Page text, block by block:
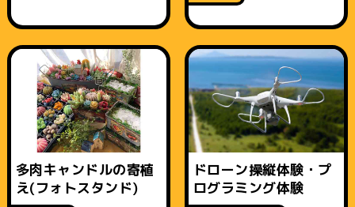
多肉キャンドルの寄植
え(フォトスタンド)
ドローン操縦体験・プ
ログラミング体験